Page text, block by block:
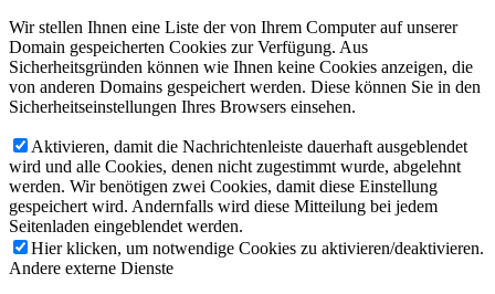
Wir stellen Ihnen eine Liste der von Ihrem Computer auf unserer
Domain gespeicherten Cookies zur Verfügung. Aus
Sicherheitsgründen können wie Ihnen keine Cookies anzeigen, die
von anderen Domains gespeichert werden. Diese können Sie in den
Sicherheitseinstellungen Ihres Browsers einsehen.
Aktivieren, damit die Nachrichtenleiste dauerhaft ausgeblendet
wird und alle Cookies, denen nicht zugestimmt wurde, abgelehnt
werden. Wir benötigen zwei Cookies, damit diese Einstellung
gespeichert wird. Andernfalls wird diese Mitteilung bei jedem
Seitenladen eingeblendet werden.
Hier klicken, um notwendige Cookies zu aktivieren/deaktivieren.
Andere externe Dienste